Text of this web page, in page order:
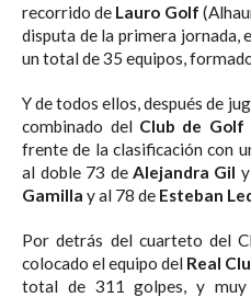
recorrido de Lauro Golf
disputa de la primera jornada,
un total de 35 equipos,
Y de todos ellos, después de
combinado del Club de Golf
frente de la clasificación con
al doble 73 de Alejandra Gil y
Gamilla y al 78 de Esteban
Por detrás del cuarteto del
colocado el equipo del Real
total de 311 golpes, y muy